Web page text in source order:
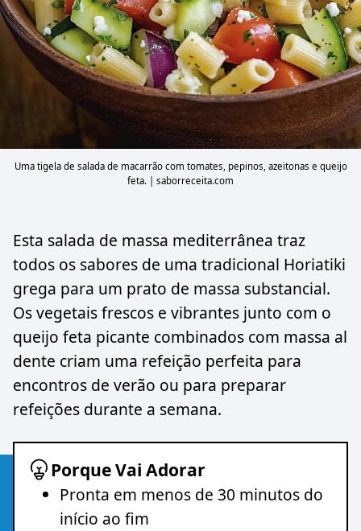
Uma tigela de salada de macarrão com tomates, pepinos, azeitonas e queijo
feta. | saborreceita.com
Esta salada de massa mediterrânea traz
todos os sabores de uma tradicional Horiatiki
grega para um prato de massa substancial.
Os vegetais frescos e vibrantes junto com o
queijo feta picante combinados com massa al
dente criam uma refeição perfeita para
encontros de verão ou para preparar
refeições durante a semana.
Porque Vai Adorar
Pronta em menos de 30 minutos do
início ao fim